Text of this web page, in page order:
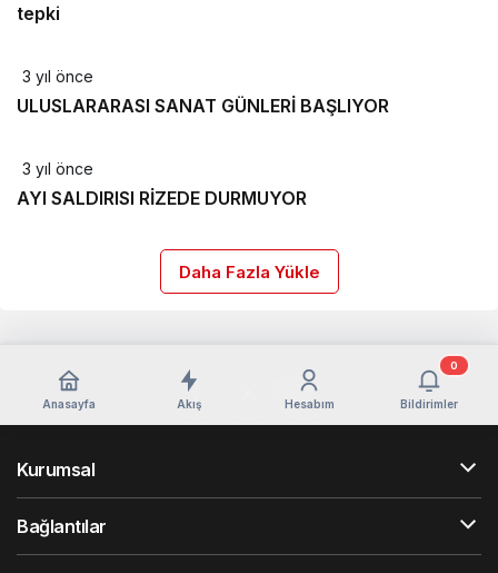
tepki
3 yıl önce
ULUSLARARASI SANAT GÜNLERİ BAŞLIYOR
3 yıl önce
AYI SALDIRISI RİZEDE DURMUYOR
Daha Fazla Yükle
Anasayfa Akış Hesabım Bildirimler
0
Kurumsal
Bağlantılar